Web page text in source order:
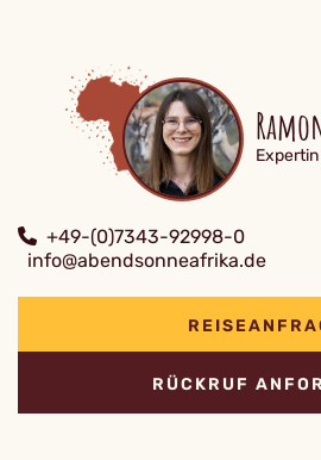
+49-(0)7343-92998-0
info@abendsonneafrika.de
RÜCKRUF